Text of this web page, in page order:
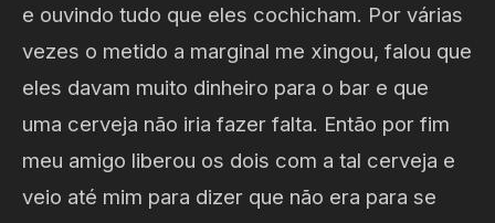
e ouvindo tudo que eles cochicham. Por várias
vezes o metido a marginal me xingou, falou que
eles davam muito dinheiro para o bar e que
uma cerveja não iria fazer falta. Então por fim
meu amigo liberou os dois com a tal cerveja e
veio até mim para dizer que não era para se